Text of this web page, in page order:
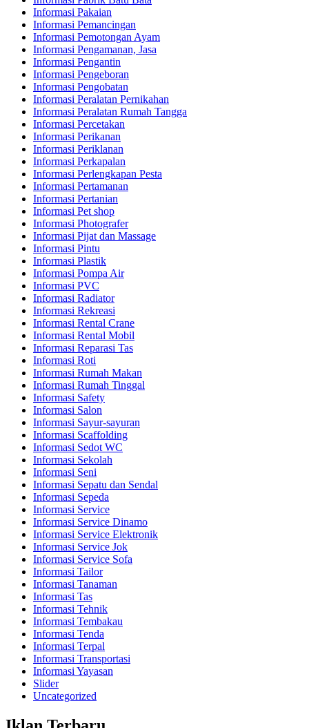
Informasi Pakaian
Informasi Pemancingan
Informasi Pemotongan Ayam
Informasi Pengamanan, Jasa
Informasi Pengantin
Informasi Pengeboran
Informasi Pengobatan
Informasi Peralatan Pernikahan
Informasi Peralatan Rumah Tangga
Informasi Percetakan
Informasi Perikanan
Informasi Periklanan
Informasi Perkapalan
Informasi Perlengkapan Pesta
Informasi Pertamanan
Informasi Pertanian
Informasi Pet shop
Informasi Photografer
Informasi Pijat dan Massage
Informasi Pintu
Informasi Plastik
Informasi Pompa Air
Informasi PVC
Informasi Radiator
Informasi Rekreasi
Informasi Rental Crane
Informasi Rental Mobil
Informasi Reparasi Tas
Informasi Roti
Informasi Rumah Makan
Informasi Rumah Tinggal
Informasi Safety
Informasi Salon
Informasi Sayur-sayuran
Informasi Scaffolding
Informasi Sedot WC
Informasi Sekolah
Informasi Seni
Informasi Sepatu dan Sendal
Informasi Sepeda
Informasi Service
Informasi Service Dinamo
Informasi Service Elektronik
Informasi Service Jok
Informasi Service Sofa
Informasi Tailor
Informasi Tanaman
Informasi Tas
Informasi Tehnik
Informasi Tembakau
Informasi Tenda
Informasi Terpal
Informasi Transportasi
Informasi Yayasan
Slider
Uncategorized